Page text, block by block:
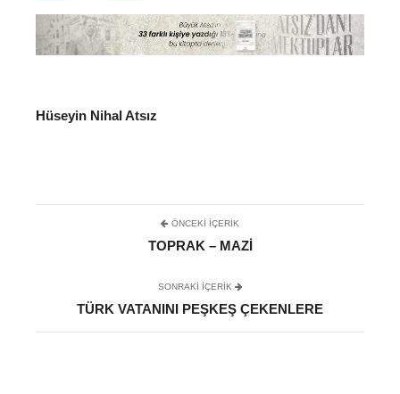
Hüseyin Nihal Atsız
ÖNCEKI İÇERIK
TOPRAK – MAZI
SONRAKI IÇERIK
TÜRK VATANINI PEŞKEŞ ÇEKENLERE